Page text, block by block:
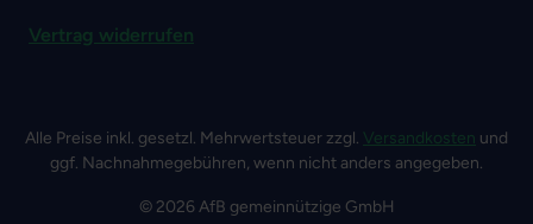
Vertrag widerrufen
Alle Preise inkl. gesetzl. Mehrwertsteuer zzgl. Versandkosten und
ggf. Nachnahmegebühren, wenn nicht anders angegeben.
© 2026 AfB gemeinnützige GmbH